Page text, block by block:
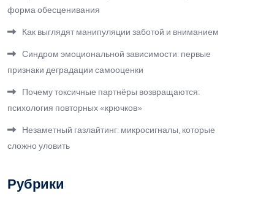
форма обесценивания
Как выглядят манипуляции заботой и вниманием
Синдром эмоциональной зависимости: первые
признаки деградации самооценки
Почему токсичные партнёры возвращаются:
психология повторных «крючков»
Незаметный газлайтинг: микросигналы, которые
сложно уловить
Рубрики